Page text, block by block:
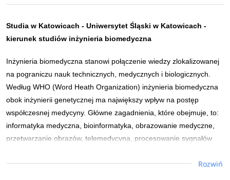
Studia w Katowicach -Uniwersytet Śląski w Katowicach-
kierunek studiów inżynieria biomedyczna
Inżynieria biomedyczna stanowi połączenie wiedzy zlokalizowanej
na pograniczu nauk technicznych, medycznych i biologicznych.
Według WHO (Word Heath Organization) inżynieria biomedyczna
obok inżynierii genetycznej ma największy wpływ na postęp
współczesnej medycyny. Główne zagadnienia, które obejmuje, to:
informatyka medyczna, bioinformatyka, obrazowanie medyczne,
przetwarzanie obrazów, telemedycyna, procesowanie sygnałów
optyka biomedyczna.
Rozwiń